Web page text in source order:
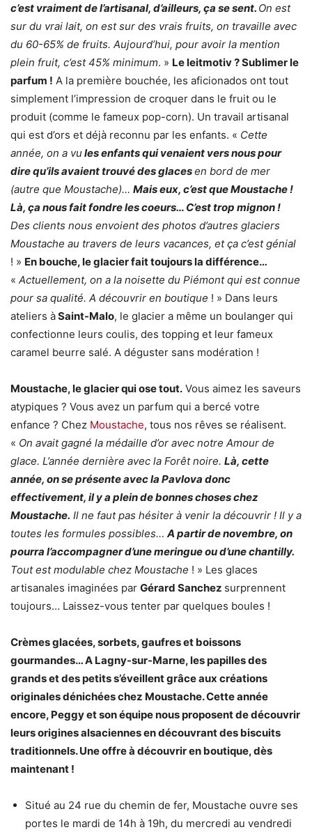
c’est vraiment de l’artisanal, d’ailleurs, ça se sent. On est
sur du vrai lait, on est sur des vrais fruits, on travaille avec
du 60-65% de fruits. Aujourd’hui, pour avoir la mention
plein fruit, c’est 45% minimum. » Le leitmotiv ? Sublimer le
parfum ! A la première bouchée, les aficionados ont tout
simplement l’impression de croquer dans le fruit ou le
produit (comme le fameux pop-corn). Un travail artisanal
qui est d’ors et déjà reconnu par les enfants. « Cette
année, on a vules enfants qui venaient vers nous pour
dire qu’ils avaient trouvé des glacesen bord de mer
(autre que Moustache)… Mais eux, c’est que Moustache !
Là, ça nous fait fondre les coeurs… C’est trop mignon !
Des clients nous envoient des photos d’autres glaciers
Moustache au travers de leurs vacances, et ça c’est génial
! » En bouche, le glacier fait toujours la différence…
« Actuellement, on a la noisette du Piémont qui est connue
pour sa qualité. A découvrir en boutique ! » Dans leurs
ateliers àSaint-Malo, le glacier a même un boulanger qui
confectionne leurs coulis, des topping et leur fameux
caramel beurre salé. A déguster sans modération !
Moustache, le glacier qui ose tout. Vous aimez les saveurs
atypiques ? Vous avez un parfum qui a bercé votre
enfance ? Chez Moustache, tous nos rêves se réalisent.
« On avait gagné la médaille d’or avec notre Amour de
glace. L’année dernière avec la Forêt noire. Là, cette
année, on se présente avec la Pavlova donc
effectivement, il y a plein de bonnes choses chez
Moustache. Il ne faut pas hésiter à venir la découvrir ! Il y a
toutes les formules possibles… A partir de novembre, on
pourra l’accompagner d’une meringue ou d’une chantilly.
Tout est modulable chez Moustache ! » Les glaces
artisanales imaginées par Gérard Sanchez surprennent
toujours… Laissez-vous tenter par quelques boules !
Crèmes glacées, sorbets, gaufres et boissons
gourmandes… A Lagny-sur-Marne, les papilles des
grands et des petits s’éveillent grâce aux créations
originales dénichées chez Moustache. Cette année
encore, Peggy et son équipe nous proposent de découvrir
leurs origines alsaciennes en découvrant des biscuits
traditionnels. Une offre à découvrir en boutique, dès
maintenant !
Situé au 24 rue du chemin de fer, Moustache ouvre ses
portes le mardi de 14h à 19h, du mercredi au vendredi